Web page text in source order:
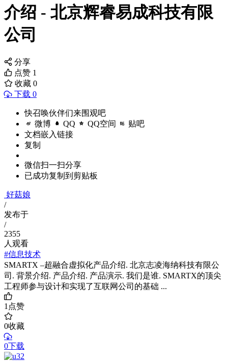
介绍 - 北京辉睿易成科技有限
公司
分享
点赞 1
收藏 0
下载 0
快召唤伙伴们来围观吧
微博 QQ QQ空间 贴吧
文档嵌入链接
复制
微信扫一扫分享
已成功复制到剪贴板
好菇娘
/
发布于
/
2355
人观看
#信息技术
SMARTX –超融合虚拟化产品介绍. 北京志凌海纳科技有限公
司. 背景介绍. 产品介绍. 产品演示. 我们是谁. SMARTX的顶尖
工程师参与设计和实现了互联网公司的基础 ...
1点赞
0收藏
0下载